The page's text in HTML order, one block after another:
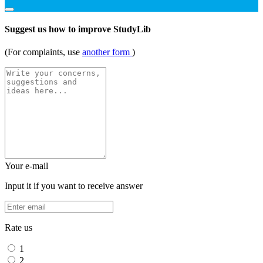
Suggest us how to improve StudyLib
(For complaints, use another form )
Your e-mail
Input it if you want to receive answer
Rate us
1
2